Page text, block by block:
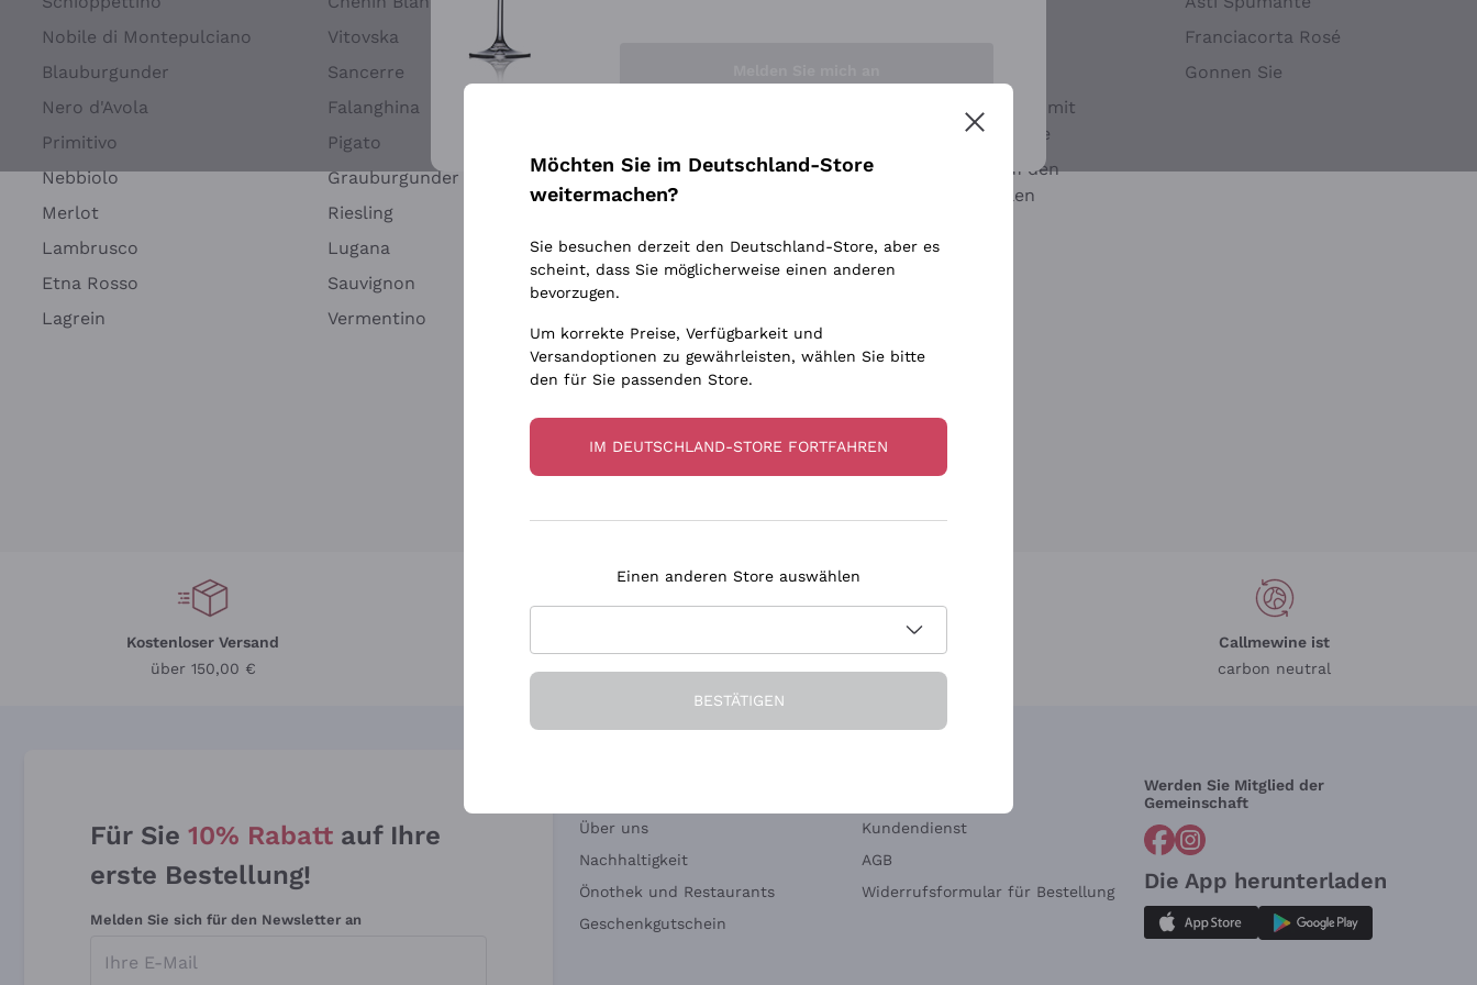
Nobile di Montepulciano
Blauburgunder
Nero d'Avola
Primitivo
Nebbiolo
Merlot
Lambrusco
Etna Rosso
Lagrein
Vitovska
Sancerre
Falanghina
Pigato
Grauburgunder
Riesling
Lugana
Sauvignon
Vermentino
Ca' dei Frati
Biondi Santi
Quintarelli Giuseppe
Rinaldi Giuseppe
Egly Ouriet
Jacquesson
Agrapart
Ohne Sulfit oder mit
minimalen Sulfite
Maischung auf den
Traubenschalen
Franciacorta Rosé
Gonnen Sie
Kostenloser Versand
über 150,00 €
in Deutschland
in 3 Raten
Callmewine ist
carbon neutral
Für Sie 10% Rabatt auf Ihre
erste Bestellung!
Melden Sie sich für den Newsletter an
Über uns
Nachhaltigkeit
Önothek und Restaurants
Geschenkgutschein
Kundendienst
AGB
Widerrufsformular für Bestellung
Werden Sie Mitglied der
Gemeinschaft
Die App herunterladen
Möchten Sie im Deutschland-Store
weitermachen?
Sie besuchen derzeit den Deutschland-Store, aber es
scheint, dass Sie möglicherweise einen anderen
bevorzugen.
Um korrekte Preise, Verfügbarkeit und
Versandoptionen zu gewährleisten, wählen Sie bitte
den für Sie passenden Store.
IM DEUTSCHLAND-STORE FORTFAHREN
Einen anderen Store auswählen
BESTÄTIGEN